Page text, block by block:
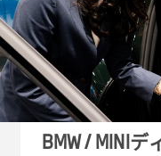
BMW / MINI